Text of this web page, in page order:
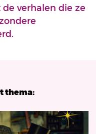
verhalen die ze
thema: